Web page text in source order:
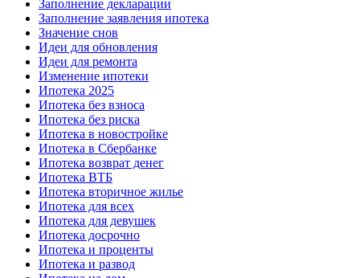
Заполнение декларации
Заполнение заявления ипотека
Значение снов
Идеи для обновления
Идеи для ремонта
Изменение ипотеки
Ипотека 2025
Ипотека без взноса
Ипотека без риска
Ипотека в новостройке
Ипотека в Сбербанке
Ипотека возврат денег
Ипотека ВТБ
Ипотека вторичное жилье
Ипотека для всех
Ипотека для девушек
Ипотека досрочно
Ипотека и проценты
Ипотека и развод